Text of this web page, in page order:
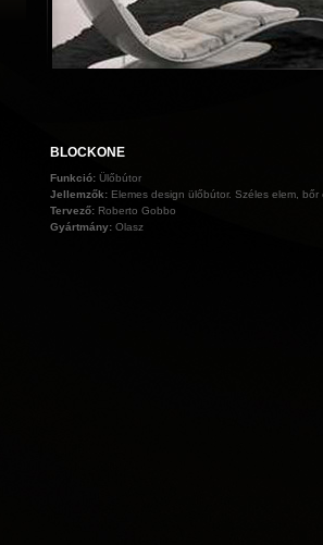
BLOCKONE
Funkció: Ülőbútor
Jellemzők: Elemes design ülőbútor. Széles elem,
Tervező: Roberto Gobbo
Gyártmány: Olasz